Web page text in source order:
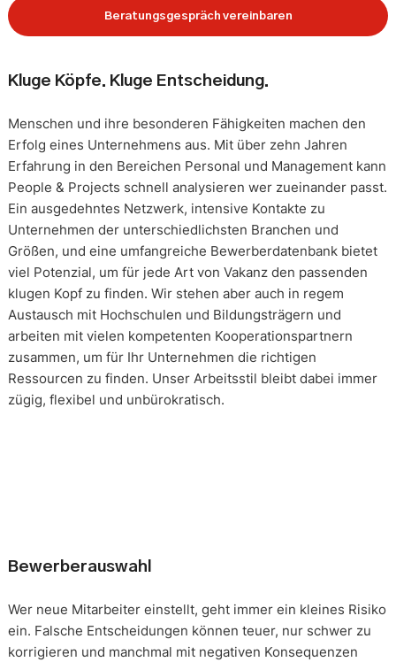
Beratungsgespräch vereinbaren
Kluge Köpfe. Kluge Entscheidung.
Menschen und ihre besonderen Fähigkeiten machen den
Erfolg eines Unternehmens aus. Mit über zehn Jahren
Erfahrung in den Bereichen Personal und Management kann
People & Projects schnell analysieren wer zueinander passt.
Ein ausgedehntes Netzwerk, intensive Kontakte zu
Unternehmen der unterschiedlichsten Branchen und
Größen, und eine umfangreiche Bewerberdatenbank bietet
viel Potenzial, um für jede Art von Vakanz den passenden
klugen Kopf zu finden. Wir stehen aber auch in regem
Austausch mit Hochschulen und Bildungsträgern und
arbeiten mit vielen kompetenten Kooperationspartnern
zusammen, um für Ihr Unternehmen die richtigen
Ressourcen zu finden. Unser Arbeitsstil bleibt dabei immer
zügig, flexibel und unbürokratisch.
Bewerberauswahl
Wer neue Mitarbeiter einstellt, geht immer ein kleines Risiko
ein. Falsche Entscheidungen können teuer, nur schwer zu
korrigieren und manchmal mit negativen Konsequenzen